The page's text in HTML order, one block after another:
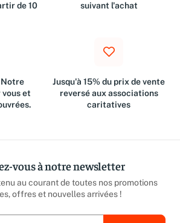
de 10
suivant l'achat
Notre
vous et
Jusqu'à 15% du prix de vente
reversé aux associations
caritatives
vous à notre newsletter
au courant de toutes nos promotions
offres et nouvelles arrivées !